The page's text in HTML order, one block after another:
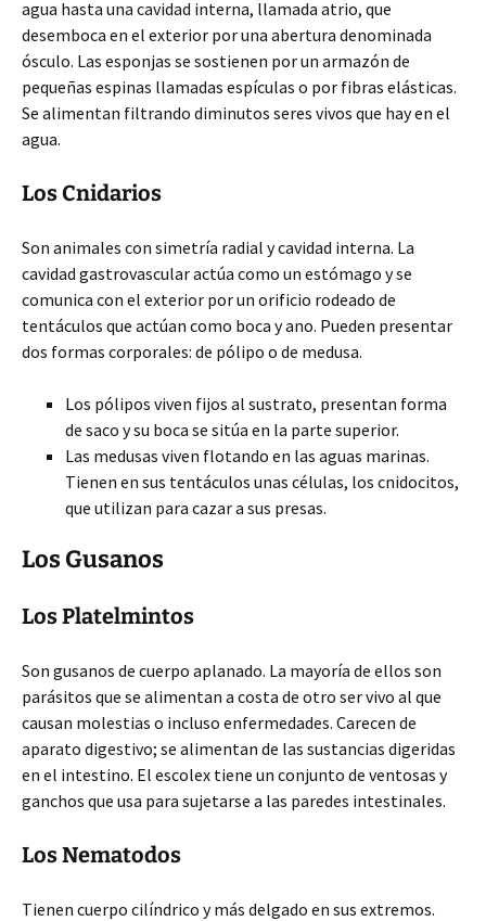
agua hasta una cavidad interna, llamada atrio, que
desemboca en el exterior por una abertura denominada
ósculo. Las esponjas se sostienen por un armazón de
pequeñas espinas llamadas espículas o por fibras elásticas.
Se alimentan filtrando diminutos seres vivos que hay en el
agua.
Los Cnidarios
Son animales con simetría radial y cavidad interna. La
cavidad gastrovascular actúa como un estómago y se
comunica con el exterior por un orificio rodeado de
tentáculos que actúan como boca y ano. Pueden presentar
dos formas corporales: de pólipo o de medusa.
Los pólipos viven fijos al sustrato, presentan forma
de saco y su boca se sitúa en la parte superior.
Las medusas viven flotando en las aguas marinas.
Tienen en sus tentáculos unas células, los cnidocitos,
que utilizan para cazar a sus presas.
Los Gusanos
Los Platelmintos
Son gusanos de cuerpo aplanado. La mayoría de ellos son
parásitos que se alimentan a costa de otro ser vivo al que
causan molestias o incluso enfermedades. Carecen de
aparato digestivo; se alimentan de las sustancias digeridas
en el intestino. El escolex tiene un conjunto de ventosas y
ganchos que usa para sujetarse a las paredes intestinales.
Los Nematodos
Tienen cuerpo cilíndrico y más delgado en sus extremos.